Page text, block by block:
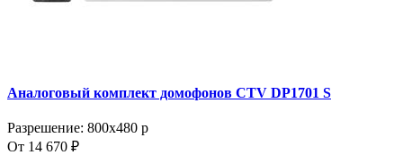
Аналоговый комплект домофонов CTV DP1701 S
Разрешение: 800x480 p
От 14 670 ₽